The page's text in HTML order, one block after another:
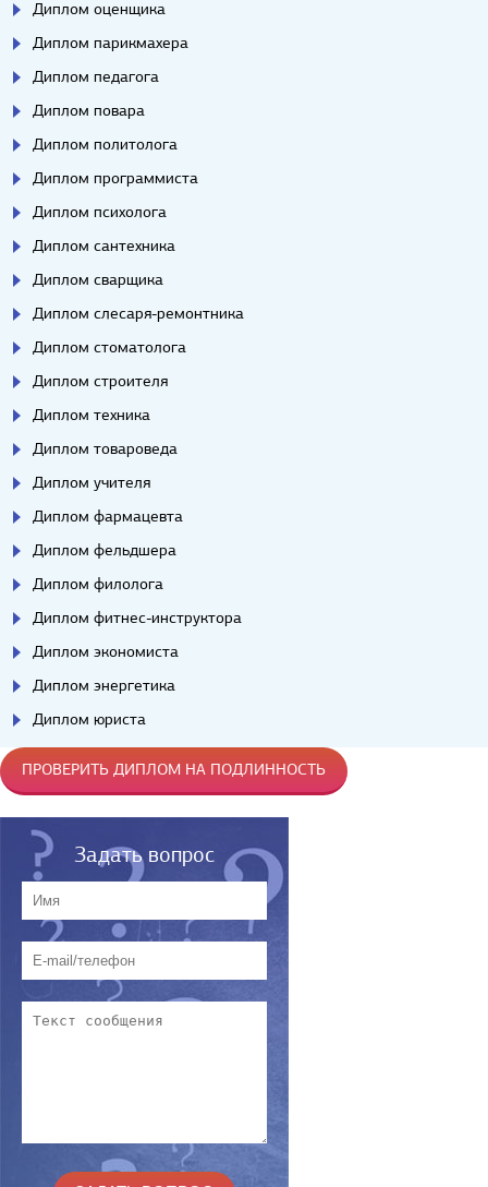
Диплом оценщика
Диплом парикмахера
Диплом педагога
Диплом повара
Диплом политолога
Диплом программиста
Диплом психолога
Диплом сантехника
Диплом сварщика
Диплом слесаря-ремонтника
Диплом стоматолога
Диплом строителя
Диплом техника
Диплом товароведа
Диплом учителя
Диплом фармацевта
Диплом фельдшера
Диплом филолога
Диплом фитнес-инструктора
Диплом экономиста
Диплом энергетика
Диплом юриста
ПРОВЕРИТЬ ДИПЛОМ НА ПОДЛИННОСТЬ
Задать вопрос